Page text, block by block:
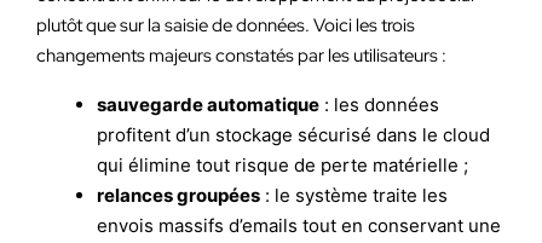
plutôt que sur la saisie de données. Voici les trois
changements majeurs constatés par les utilisateurs :
sauvegarde automatique : les données
profitent d’un stockage sécurisé dans le cloud
qui élimine tout risque de perte matérielle ;
relances groupées : le système traite les
envois massifs d’emails tout en conservant une